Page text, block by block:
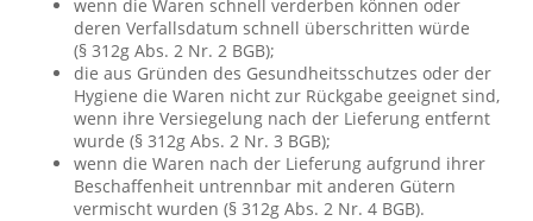
wenn die Waren schnell verderben können oder
deren Verfallsdatum schnell überschritten würde
(§ 312g Abs. 2 Nr. 2 BGB);
die aus Gründen des Gesundheitsschutzes oder der
Hygiene die Waren nicht zur Rückgabe geeignet sind,
wenn ihre Versiegelung nach der Lieferung entfernt
wurde (§ 312g Abs. 2 Nr. 3 BGB);
wenn die Waren nach der Lieferung aufgrund ihrer
Beschaffenheit untrennbar mit anderen Gütern
vermischt wurden (§ 312g Abs. 2 Nr. 4 BGB).